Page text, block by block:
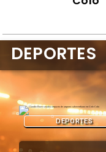
DEPORTES
DEPORTES